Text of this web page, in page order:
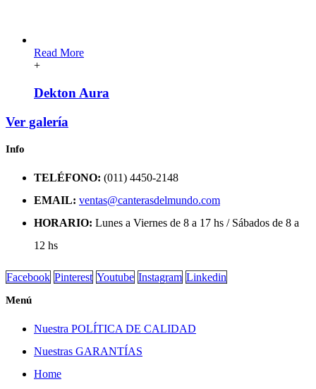
Read More
+
Dekton Aura
Ver galería
Info
TELÉFONO: (011) 4450-2148
EMAIL: ventas@canterasdelmundo.com
HORARIO: Lunes a Viernes de 8 a 17 hs / Sábados de 8 a
12 hs
Facebook Pinterest Youtube Instagram Linkedin
Menú
Nuestra POLÍTICA DE CALIDAD
Nuestras GARANTÍAS
Home